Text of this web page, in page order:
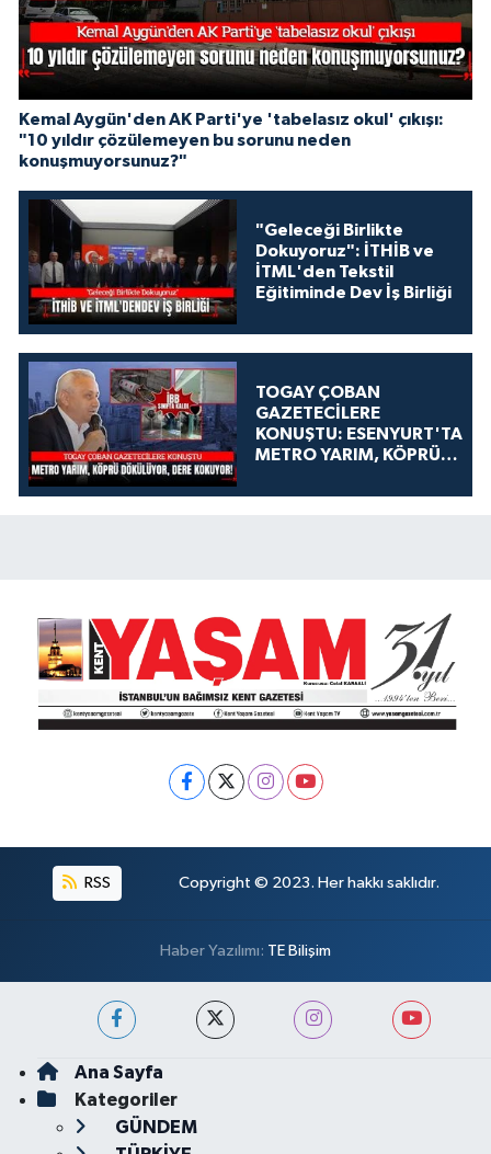
Kemal Aygün'den AK Parti'ye 'tabelasız okul' çıkışı:
"10 yıldır çözülemeyen bu sorunu neden
konuşmuyorsunuz?"
"Geleceği Birlikte
Dokuyoruz": İTHİB ve
İTML'den Tekstil
Eğitiminde Dev İş Birliği
TOGAY ÇOBAN
GAZETECİLERE
KONUŞTU: ESENYURT'TA
METRO YARIM, KÖPRÜ
KOKUYOR!
RSS Copyright © 2023. Her hakkı saklıdır.
Haber Yazılımı: TE Bilişim
Ana Sayfa
Kategoriler
GÜNDEM